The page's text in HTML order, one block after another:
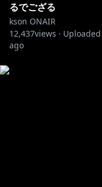
るでござる
kson ONAIR
12,437views · Uploaded
ago